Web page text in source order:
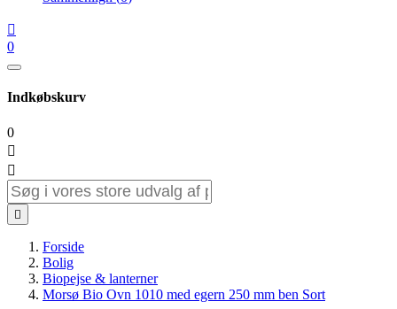

0
Indkøbskurv
0



Forside
Bolig
Biopejse & lanterner
Morsø Bio Ovn 1010 med egern 250 mm ben Sort